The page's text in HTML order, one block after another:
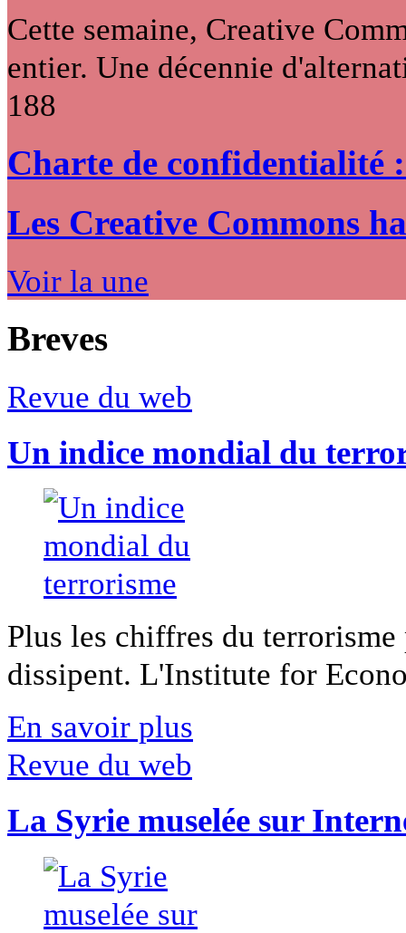
Cette semaine, Creative
entier. Une décennie
188
Charte de confidentialité
Les Creative Commons
Voir la une
Breves
Revue du web
Un indice mondial du
Plus les chiffres du
dissipent. L'Institute for
En savoir plus
Revue du web
La Syrie muselée sur